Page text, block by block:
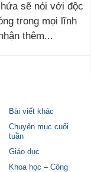
sẽ nói với độc
trong mọi lĩnh
thêm...
Bài viết khác
Chuyên mục cuối
tuần
Giáo dục
Khoa học – Công